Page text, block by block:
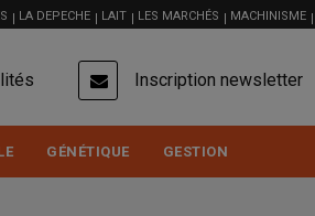
LA DEPECHE LAIT LES MARCHÉS MACHINISME
Inscription newsletter
GÉNÉTIQUE GESTION